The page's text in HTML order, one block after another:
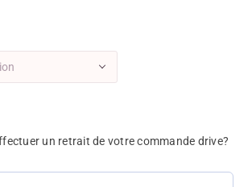
un retrait de votre commande drive?